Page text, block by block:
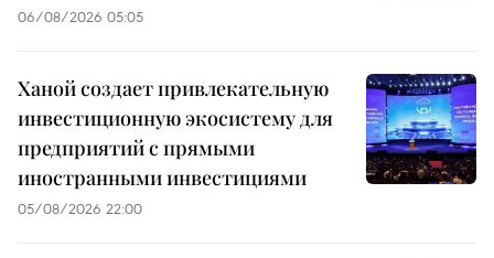
06/08/2026 05:05
Ханой создает привлекательную
инвестиционную экосистему для
предприятий с прямыми
иностранными инвестициями
05/08/2026 22:00